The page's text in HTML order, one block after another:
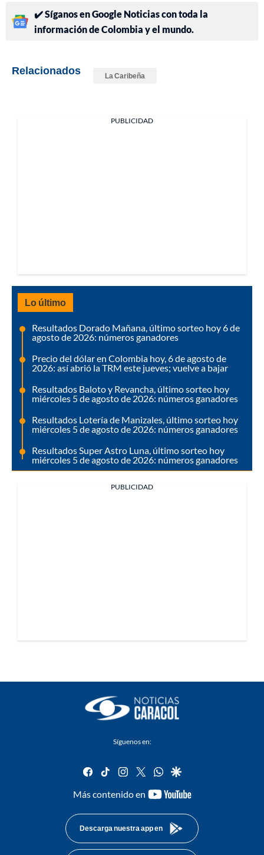
✔️ Síganos en Google Noticias con toda la
información de Colombia y el mundo.
Relacionados La Caribeña
PUBLICIDAD
Lo último
Resultados Dorado Mañana, último sorteo hoy 6 de
agosto de 2026: números ganadores
Precio del dólar en Colombia hoy, 6 de agosto de
2026: así abrió la TRM este jueves; vuelve a bajar
Resultados Baloto y Revancha, último sorteo hoy
miércoles 5 de agosto de 2026: números ganadores
Resultados Lotería de Manizales, último sorteo hoy
miércoles 5 de agosto de 2026: números ganadores
Resultados Super Astro Luna, último sorteo hoy
miércoles 5 de agosto de 2026: números ganadores
PUBLICIDAD
Síguenos en:
facebook
tiktok instagram
twitterwhatsapp
google
Más contenido en
youtube-
Descarga nuestra app en